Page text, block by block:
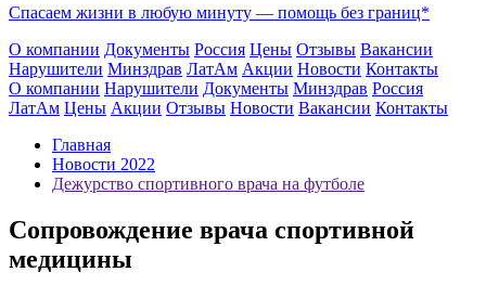
Спасаем жизни в любую минуту — помощь без границ*
О компании Документы Россия Цены Отзывы Вакансии
Нарушители Минздрав ЛатАм Акции Новости Контакты
О компании Нарушители Документы Минздрав Россия
ЛатАм Цены Акции Отзывы Новости Вакансии Контакты
Главная
Новости 2022
Дежурство спортивного врача на футболе
Сопровождение врача спортивной
медицины